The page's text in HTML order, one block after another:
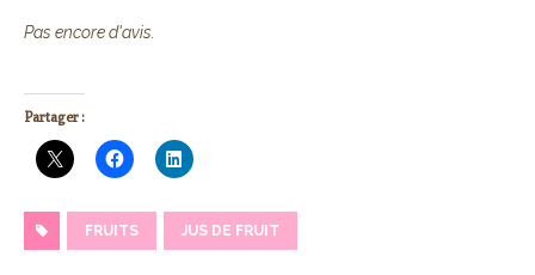
Pas encore d'avis.
Partager :
FRUITS JUS DE FRUIT